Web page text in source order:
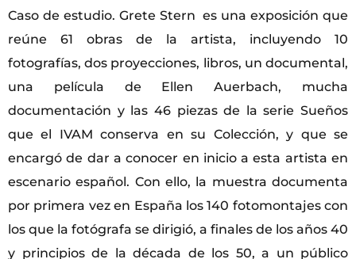
Caso de estudio. Grete Stern es una exposición que
reúne 61 obras de la artista, incluyendo 10
fotografías, dos proyecciones, libros, un documental,
una película de Ellen Auerbach, mucha
documentación y las 46 piezas de la serie Sueños
que el IVAM conserva en su Colección, y que se
encargó de dar a conocer en inicio a esta artista en
escenario español. Con ello, la muestra documenta
por primera vez en España los 140 fotomontajes con
los que la fotógrafa se dirigió, a finales de los años 40
y principios de la década de los 50, a un público